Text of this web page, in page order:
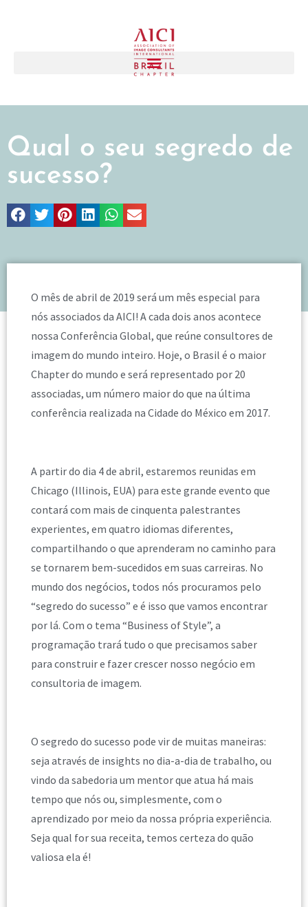
Qual o seu segredo de
sucesso?
O mês de abril de 2019 será um mês especial para
nós associados da AICI! A cada dois anos acontece
nossa Conferência Global, que reúne consultores de
imagem do mundo inteiro. Hoje, o Brasil é o maior
Chapter do mundo e será representado por 20
associadas, um número maior do que na última
conferência realizada na Cidade do México em 2017.
A partir do dia 4 de abril, estaremos reunidas em
Chicago (Illinois, EUA) para este grande evento que
contará com mais de cinquenta palestrantes
experientes, em quatro idiomas diferentes,
compartilhando o que aprenderam no caminho para
se tornarem bem-sucedidos em suas carreiras. No
mundo dos negócios, todos nós procuramos pelo
“segredo do sucesso” e é isso que vamos encontrar
por lá. Com o tema “Business of Style”, a
programação trará tudo o que precisamos saber
para construir e fazer crescer nosso negócio em
consultoria de imagem.
O segredo do sucesso pode vir de muitas maneiras:
seja através de insights no dia-a-dia de trabalho, ou
vindo da sabedoria um mentor que atua há mais
tempo que nós ou, simplesmente, com o
aprendizado por meio da nossa própria experiência.
Seja qual for sua receita, temos certeza do quão
valiosa ela é!